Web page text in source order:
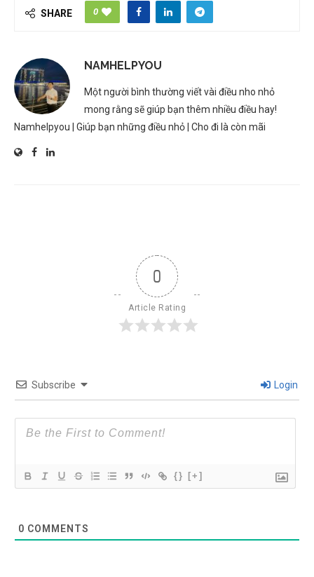
SHARE 0
NAMHELPYOU
Một người bình thường viết vài điều nho nhỏ
mong rằng sẽ giúp bạn thêm nhiều điều hay!
Namhelpyou | Giúp bạn những điều nhỏ | Cho đi là còn mãi
0
Article Rating
Subscribe Login
{} [+]
0 COMMENTS